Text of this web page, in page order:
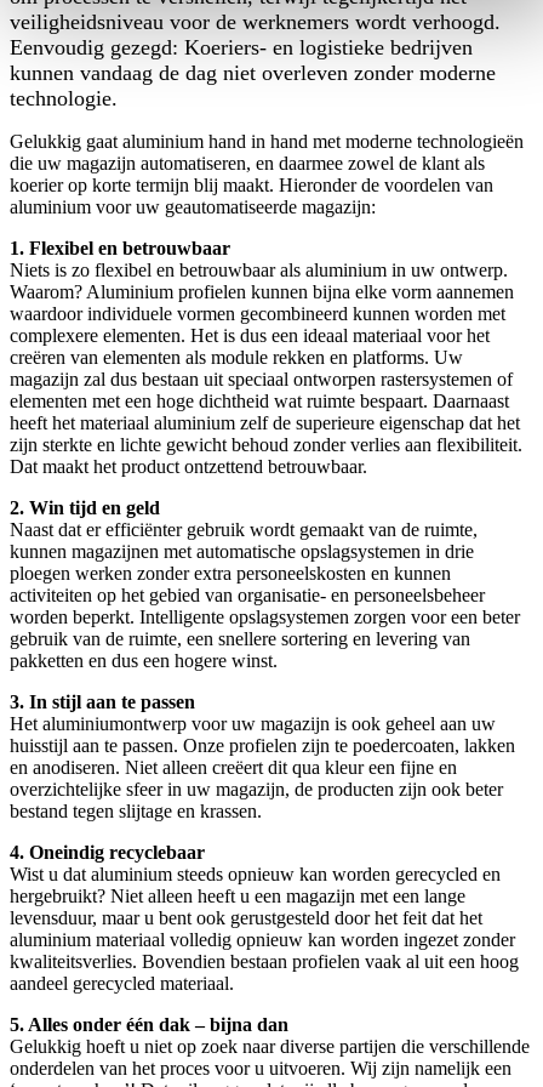
veiligheidsniveau voor de werknemers wordt verhoogd.
Eenvoudig gezegd: Koeriers- en logistieke bedrijven
kunnen vandaag de dag niet overleven zonder moderne
technologie.
Gelukkig gaat aluminium hand in hand met moderne technologieën
die uw magazijn automatiseren, en daarmee zowel de klant als
koerier op korte termijn blij maakt. Hieronder de voordelen van
aluminium voor uw geautomatiseerde magazijn:
1. Flexibel en betrouwbaar
Niets is zo flexibel en betrouwbaar als aluminium in uw ontwerp.
Waarom? Aluminium profielen kunnen bijna elke vorm aannemen
waardoor individuele vormen gecombineerd kunnen worden met
complexere elementen. Het is dus een ideaal materiaal voor het
creëren van elementen als module rekken en platforms. Uw
magazijn zal dus bestaan uit speciaal ontworpen rastersystemen of
elementen met een hoge dichtheid wat ruimte bespaart. Daarnaast
heeft het materiaal aluminium zelf de superieure eigenschap dat het
zijn sterkte en lichte gewicht behoud zonder verlies aan flexibiliteit.
Dat maakt het product ontzettend betrouwbaar.
2. Win tijd en geld
Naast dat er efficiënter gebruik wordt gemaakt van de ruimte,
kunnen magazijnen met automatische opslagsystemen in drie
ploegen werken zonder extra personeelskosten en kunnen
activiteiten op het gebied van organisatie- en personeelsbeheer
worden beperkt. Intelligente opslagsystemen zorgen voor een beter
gebruik van de ruimte, een snellere sortering en levering van
pakketten en dus een hogere winst.
3. In stijl aan te passen
Het aluminiumontwerp voor uw magazijn is ook geheel aan uw
huisstijl aan te passen. Onze profielen zijn te poedercoaten, lakken
en anodiseren. Niet alleen creëert dit qua kleur een fijne en
overzichtelijke sfeer in uw magazijn, de producten zijn ook beter
bestand tegen slijtage en krassen.
4. Oneindig recyclebaar
Wist u dat aluminium steeds opnieuw kan worden gerecycled en
hergebruikt? Niet alleen heeft u een magazijn met een lange
levensduur, maar u bent ook gerustgesteld door het feit dat het
aluminium materiaal volledig opnieuw kan worden ingezet zonder
kwaliteitsverlies. Bovendien bestaan profielen vaak al uit een hoog
aandeel gerecycled materiaal.
5. Alles onder één dak – bijna dan
Gelukkig hoeft u niet op zoek naar diverse partijen die verschillende
onderdelen van het proces voor u uitvoeren. Wij zijn namelijk een